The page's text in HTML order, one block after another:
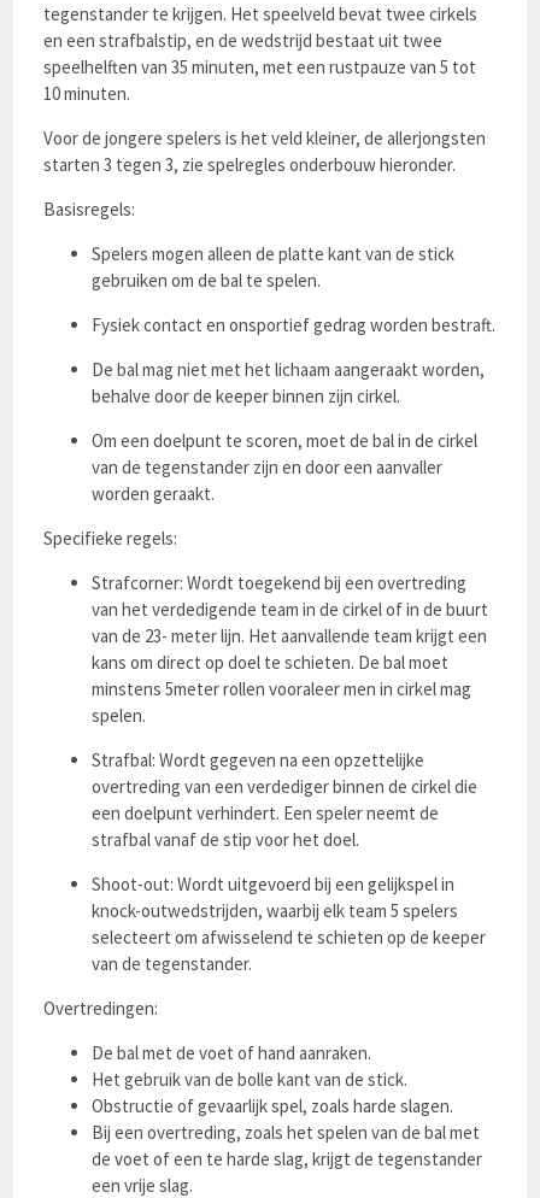
tegenstander te krijgen. Het speelveld bevat twee cirkels
en een strafbalstip, en de wedstrijd bestaat uit twee
speelhelften van 35 minuten, met een rustpauze van 5 tot
10 minuten.
Voor de jongere spelers is het veld kleiner, de allerjongsten
starten 3 tegen 3, zie spelregles onderbouw hieronder.
Basisregels:
Spelers mogen alleen de platte kant van de stick
gebruiken om de bal te spelen.
Fysiek contact en onsportief gedrag worden bestraft.
De bal mag niet met het lichaam aangeraakt worden,
behalve door de keeper binnen zijn cirkel.
Om een doelpunt te scoren, moet de bal in de cirkel
van de tegenstander zijn en door een aanvaller
worden geraakt.
Specifieke regels:
Strafcorner: Wordt toegekend bij een overtreding
van het verdedigende team in de cirkel of in de buurt
van de 23- meter lijn. Het aanvallende team krijgt een
kans om direct op doel te schieten. De bal moet
minstens 5meter rollen vooraleer men in cirkel mag
spelen.
Strafbal: Wordt gegeven na een opzettelijke
overtreding van een verdediger binnen de cirkel die
een doelpunt verhindert. Een speler neemt de
strafbal vanaf de stip voor het doel.
Shoot-out: Wordt uitgevoerd bij een gelijkspel in
knock-outwedstrijden, waarbij elk team 5 spelers
selecteert om afwisselend te schieten op de keeper
van de tegenstander.
Overtredingen:
De bal met de voet of hand aanraken.
Het gebruik van de bolle kant van de stick.
Obstructie of gevaarlijk spel, zoals harde slagen.
Bij een overtreding, zoals het spelen van de bal met
de voet of een te harde slag, krijgt de tegenstander
een vrije slag.